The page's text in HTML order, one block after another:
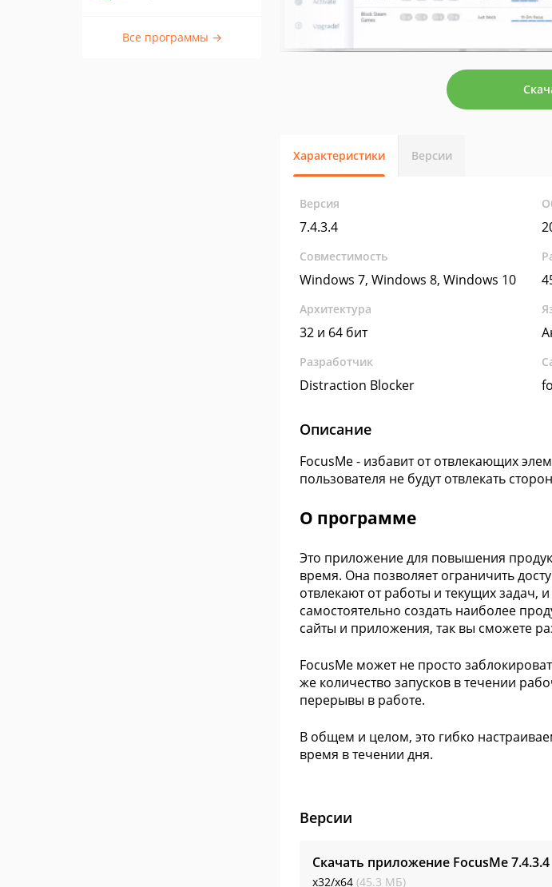
Все программы →
Характеристики Версии
Версия
7.4.3.4
Совместимость
Windows 7, Windows 8, Windows 10
Архитектура
32 и 64 бит
Разработчик
Distraction Blocker
Описание
FocusMe - избавит от отвлекающих
пользователя не будут отвлекать
О программе
Это приложение для повышения
время. Она позволяет ограничить
отвлекают от работы и текущих
самостоятельно создать наиболее
сайты и приложения, так вы сможете
FocusMe может не просто
же количество запусков в течении
перерывы в работе.
В общем и целом, это гибко
время в течении дня.
Версии
Скачать приложение FocusMe7.4.3.4
x32/x64 (45.3 МБ)